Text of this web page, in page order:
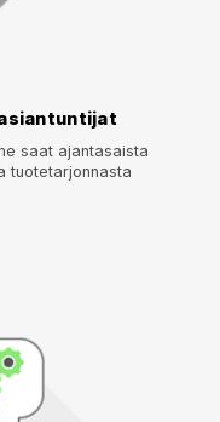
saat ajantasaista
tuotetarjonnasta